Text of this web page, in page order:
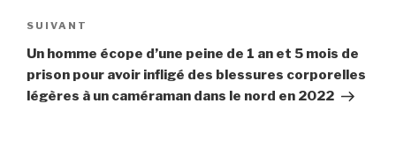
Article
suivant
SUIVANT
Un homme écope d’une peine de 1 an et 5 mois de
prison pour avoir infligé des blessures corporelles
légères à un caméraman dans le nord en 2022